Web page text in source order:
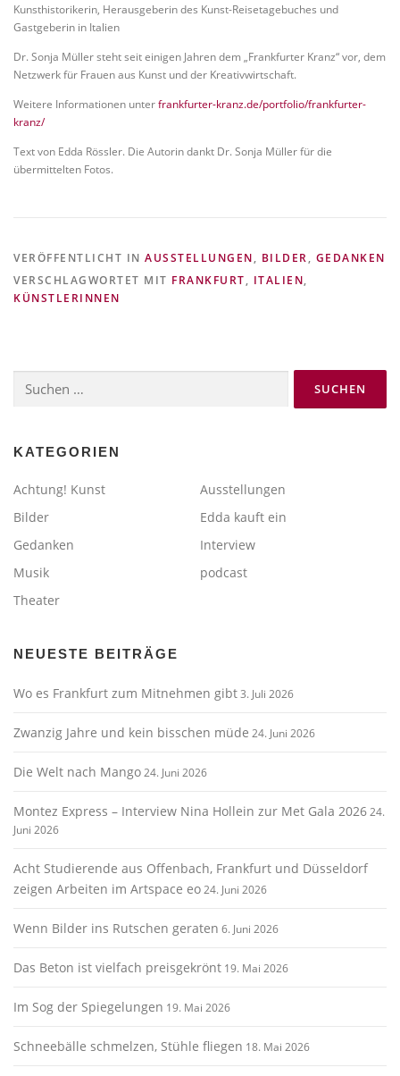
Kunsthistorikerin, Herausgeberin des Kunst-Reisetagebuches und
Gastgeberin in Italien
Dr. Sonja Müller steht seit einigen Jahren dem „Frankfurter Kranz“ vor, dem
Netzwerk für Frauen aus Kunst und der Kreativwirtschaft.
Weitere Informationen unterfrankfurter-kranz.de/portfolio/frankfurter-
kranz/
Text von Edda Rössler. Die Autorin dankt Dr. Sonja Müller für die
übermittelten Fotos.
VERÖFFENTLICHT IN AUSSTELLUNGEN, BILDER, GEDANKEN
VERSCHLAGWORTET MIT FRANKFURT, ITALIEN,
KÜNSTLERINNEN
nach:
KATEGORIEN
Achtung! Kunst
Ausstellungen
Bilder
Edda kauft ein
Gedanken
Interview
Musik
podcast
Theater
NEUESTE BEITRÄGE
Wo es Frankfurt zum Mitnehmen gibt3. Juli 2026
Zwanzig Jahre und kein bisschen müde 24. Juni 2026
Die Welt nach Mango24. Juni 2026
Montez Express – Interview Nina Hollein zur Met Gala 202624.
Juni 2026
Acht Studierende aus Offenbach, Frankfurt und Düsseldorf
zeigen Arbeiten im Artspace eo24. Juni 2026
Wenn Bilder ins Rutschen geraten 6. Juni 2026
Das Beton ist vielfach preisgekrönt 19. Mai 2026
Im Sog der Spiegelungen 19. Mai 2026
Schneebälle schmelzen, Stühle fliegen 18. Mai 2026